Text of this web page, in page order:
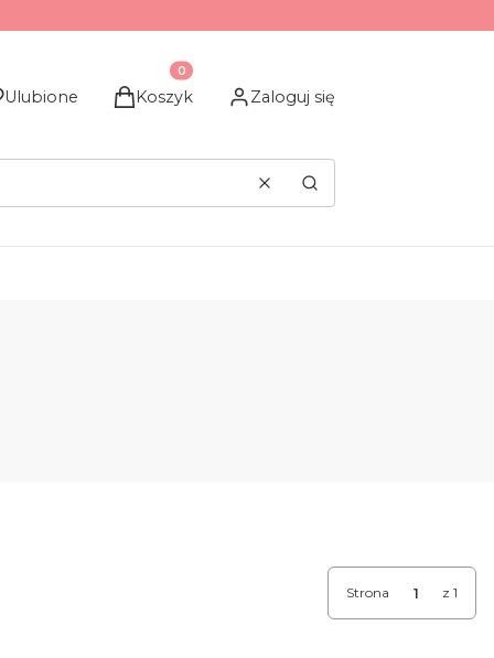
Ulubione
Produkty w koszyku: 0. Zobacz szczegóły
Koszyk Zaloguj się
WyczyśćSzukaj
Strona z 1